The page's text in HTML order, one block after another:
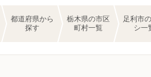
都道府県から
探す
栃木県の市区
町村一覧
足利市
シ一